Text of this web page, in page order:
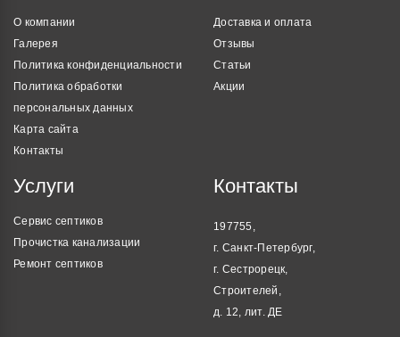
О компании
Галерея
Политика конфиденциальности
Политика обработки
персональных данных
Карта сайта
Контакты
Доставка и оплата
Отзывы
Статьи
Акции
Услуги
Сервис септиков
Прочистка канализации
Ремонт септиков
Контакты
197755,
г. Санкт-Петербург,
г. Сестрорецк,
Строителей,
д. 12, лит. ДЕ